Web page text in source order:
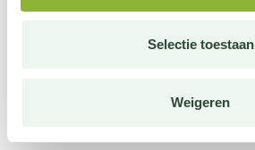
Selectie toestaan
Weigeren